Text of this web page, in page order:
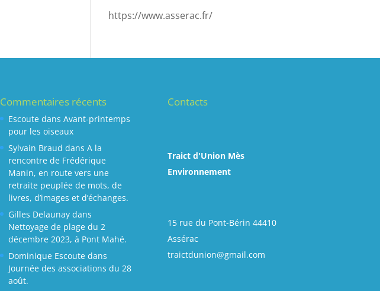
https://www.asserac.fr/
Commentaires récents
Escoutedans Avant-printemps
pour les oiseaux
Sylvain Braud dans A la
rencontre de Frédérique
Manin, en route vers une
retraite peuplée de mots, de
livres, d’images et d’échanges.
Gilles Delaunaydans
Nettoyage de plage du 2
décembre 2023, à Pont Mahé.
Dominique Escoutedans
Journée des associations du 28
août.
Contacts
Traict d'Union Mès
Environnement
15 rue du Pont-Bérin 44410
Assérac
traictdunion@gmail.com